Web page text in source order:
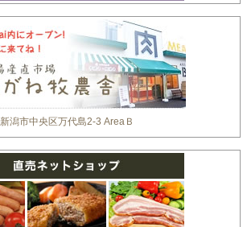
新潟市中央区万代島2-3 AreaＢ